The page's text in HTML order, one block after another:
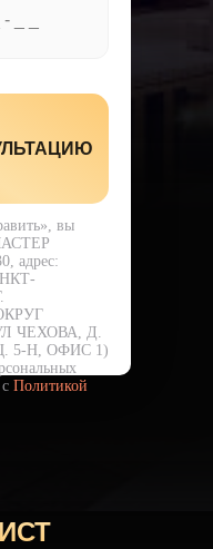
вы
адрес:
ЧЕХОВА, Д.
5-Н, ОФИС 1)
Политикой